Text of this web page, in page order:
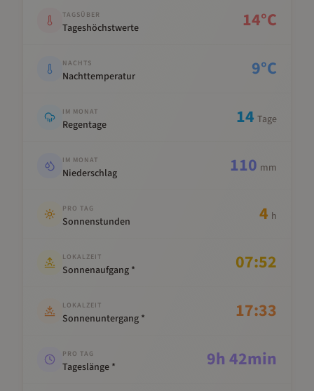
TAGSÜBER
Tageshöchstwerte 14°C
NACHTS
Nachttemperatur 9°C
IM MONAT
Regentage 14 Tage
IM MONAT
Niederschlag 110 mm
PRO TAG
Sonnenstunden 4 h
LOKALZEIT
Sonnenaufgang * 07:52
LOKALZEIT
Sonnenuntergang * 17:33
PRO TAG
Tageslänge * 9h 42min